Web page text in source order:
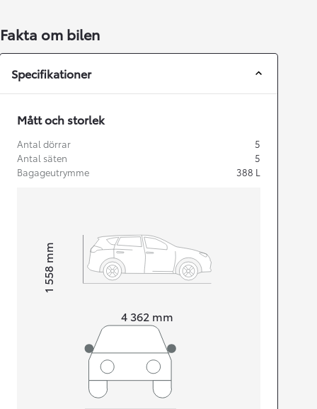
Fakta om bilen
Specifikationer
Mått och storlek
Antal dörrar
5
Antal säten
5
Bagageutrymme
388 L
4 362 mm
Height1 558
mm